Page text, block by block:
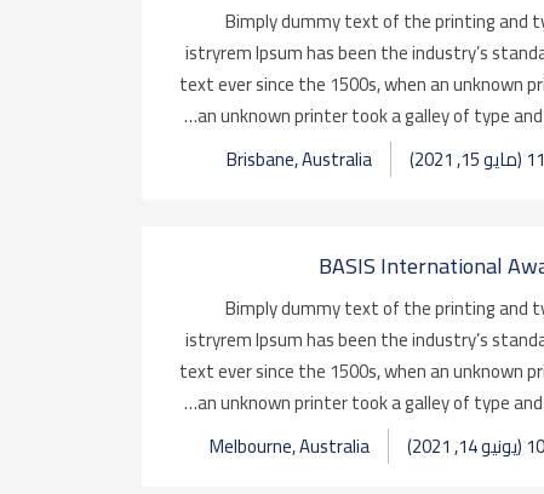
Bimply dummy text of the printing and
istryrem Ipsum has been the industry’s
text ever since the 1500s, when an unknown
an unknown printer took a galley of type and
Brisbane, Australia
BASIS International
Bimply dummy text of the printing and
istryrem Ipsum has been the industry’s
text ever since the 1500s, when an unknown
an unknown printer took a galley of type and
Melbourne, Australia